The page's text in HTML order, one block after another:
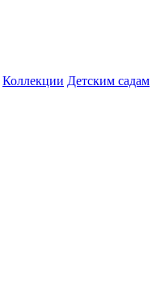
Коллекции Детским садам